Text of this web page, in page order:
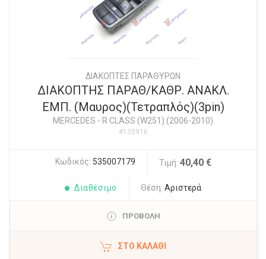
ΔΙΑΚΟΠΤΕΣ ΠΑΡΑΘΥΡΩΝ
ΔΙΑΚΟΠΤΗΣ ΠΑΡΑΘ/ΚΑΘΡ. ΑΝΑΚΛ.
ΕΜΠ. (Μαυρος)(Τετραπλός)(3pin)
MERCEDES - R CLASS (W251) (2006-2010)
#135916
Κωδικός: 535007179 Τιμή: 40,40 €
Διαθέσιμο Θέση: Αριστερά
ΠΡΟΒΟΛΗ
ΣΤΟ ΚΑΛΆΘΙ